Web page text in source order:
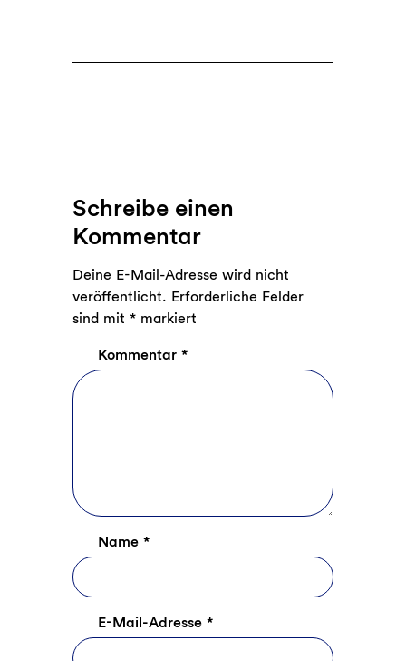
Schreibe einen
Kommentar
Deine E-Mail-Adresse wird nicht
veröffentlicht. Erforderliche Felder
sind mit *markiert
Kommentar *
Name *
E-Mail-Adresse *